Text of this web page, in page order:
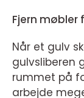
Fjern møbler
Når et gulv
gulvsliberen
rummet på
arbejde